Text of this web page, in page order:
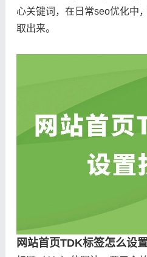
心关键词，在日常seo优化中
取出来。
网站首页TDK标签怎么设置